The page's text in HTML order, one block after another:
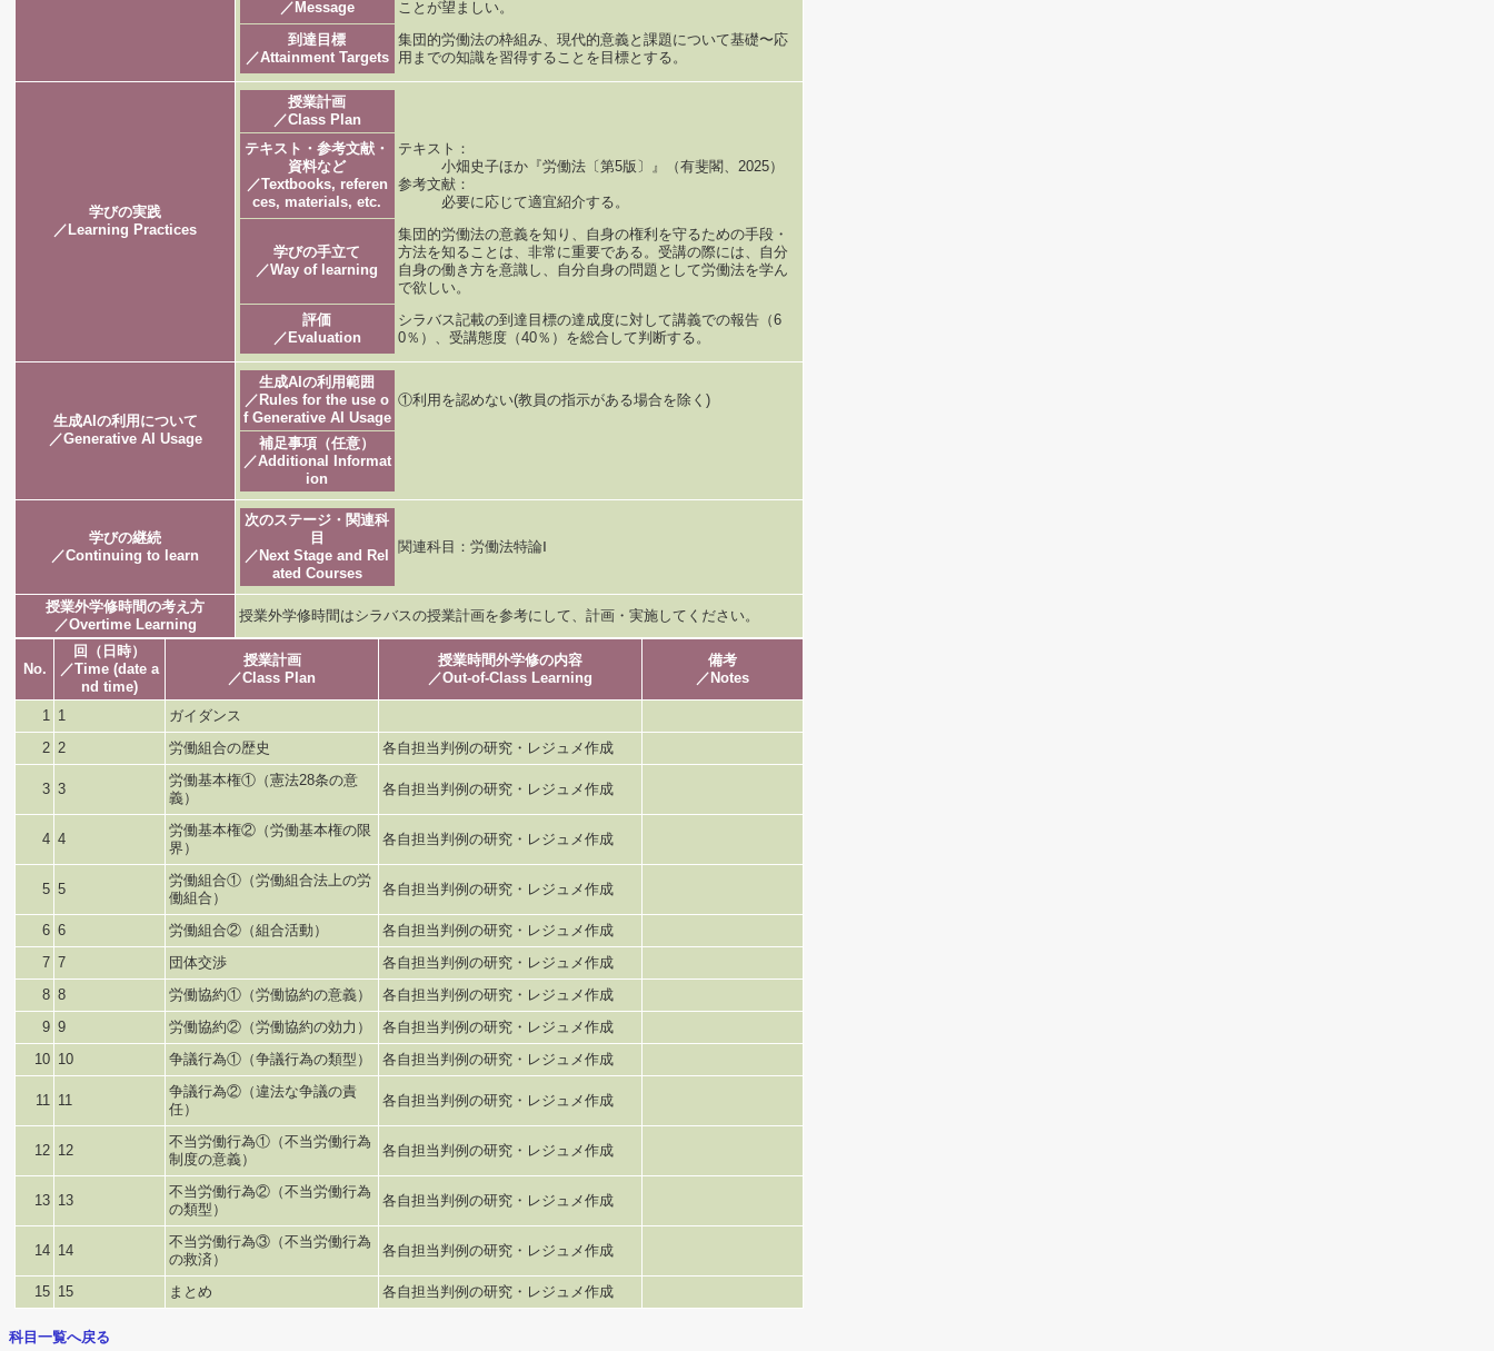
／Message
ことが望ましい。
到達目標
／Attainment Targets
集団的労働法の枠組み、現代的意義と課題について基礎〜応
用までの知識を習得することを目標とする。
学びの実践
／Learning Practices
授業計画
／Class Plan
テキスト・参考文献・
資料など
／Textbooks, referen
ces, materials, etc.
テキスト：
小畑史子ほか『労働法〔第5版〕』（有斐閣、2025）
参考文献：
必要に応じて適宜紹介する。
学びの手立て
／Way of learning
集団的労働法の意義を知り、自身の権利を守るための手段・
方法を知ることは、非常に重要である。受講の際には、自分
自身の働き方を意識し、自分自身の問題として労働法を学ん
で欲しい。
評価
／Evaluation
シラバス記載の到達目標の達成度に対して講義での報告（6
0％）、受講態度（40％）を総合して判断する。
生成AIの利用について
／Generative AI Usage
生成AIの利用範囲
／Rules for the use o
f Generative AI Usage
①利用を認めない(教員の指示がある場合を除く)
補足事項（任意）
／Additional Informat
ion
学びの継続
／Continuing to learn
次のステージ・関連科
目
／Next Stage and Rel
ated Courses
関連科目：労働法特論Ⅰ
授業外学修時間の考え方
／Overtime Learning
授業外学修時間はシラバスの授業計画を参考にして、計画・実施してください。
No.
回（日時）
／Time (date a
nd time)
授業計画
／Class Plan
授業時間外学修の内容
／Out-of-Class Learning
備考
／Notes
1 1
ガイダンス
2 2 労働組合の歴史 各自担当判例の研究・レジュメ作成
3 3
労働基本権①（憲法28条の意
義）
各自担当判例の研究・レジュメ作成
4 4
労働基本権②（労働基本権の限
界）
各自担当判例の研究・レジュメ作成
5 5
労働組合①（労働組合法上の労
働組合）
各自担当判例の研究・レジュメ作成
6 6 労働組合②（組合活動）
各自担当判例の研究・レジュメ作成
7 7 団体交渉
各自担当判例の研究・レジュメ作成
8 8 労働協約①（労働協約の意義）
各自担当判例の研究・レジュメ作成
9 9 労働協約②（労働協約の効力）
各自担当判例の研究・レジュメ作成
10 10 争議行為①（争議行為の類型） 各自担当判例の研究・レジュメ作成
11 11
争議行為②（違法な争議の責
任）
各自担当判例の研究・レジュメ作成
12 12
不当労働行為①（不当労働行為
制度の意義）
各自担当判例の研究・レジュメ作成
13 13
不当労働行為②（不当労働行為
の類型）
各自担当判例の研究・レジュメ作成
14 14
不当労働行為③（不当労働行為
の救済）
各自担当判例の研究・レジュメ作成
15 15 まとめ 各自担当判例の研究・レジュメ作成
科目一覧へ戻る